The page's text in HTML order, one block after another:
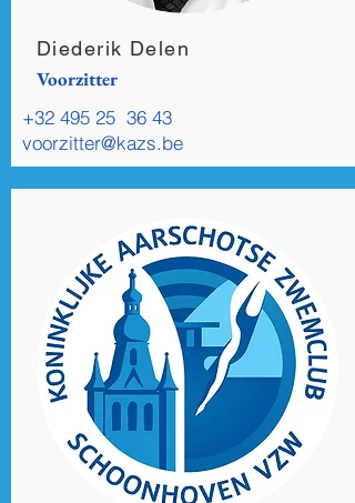
Diederik Delen
Voorzitter
+32 495 25 36 43
voorzitter@kazs.be